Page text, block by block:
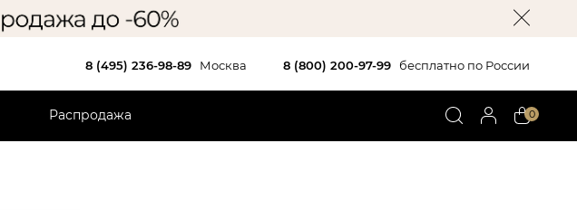
8 (495) 236-98-89 Москва 8 (800) 200-97-99 бесплатно по России
Распродажа 0